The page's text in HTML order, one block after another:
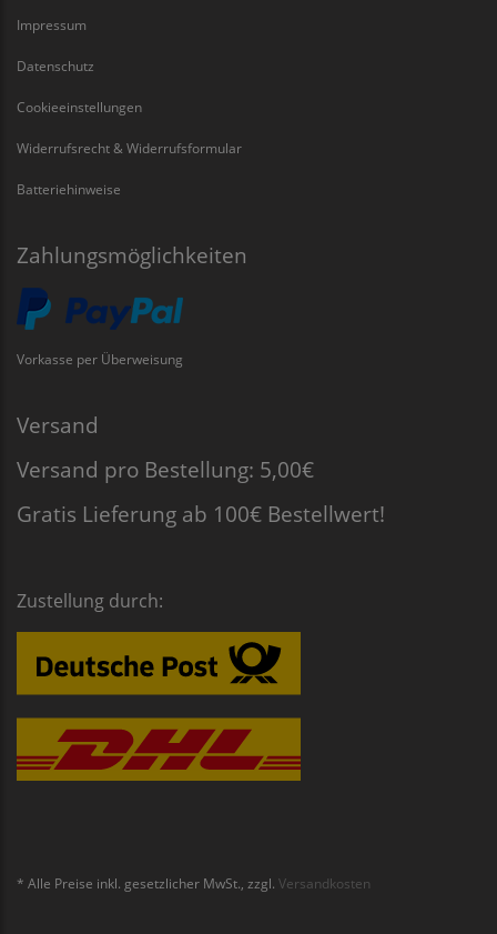
Impressum
Datenschutz
Cookieeinstellungen
Widerrufsrecht & Widerrufsformular
Batteriehinweise
Zahlungsmöglichkeiten
Vorkasse per Überweisung
Versand
Versand pro Bestellung: 5,00€
Gratis Lieferung ab 100€ Bestellwert!
Zustellung durch:
* Alle Preise inkl. gesetzlicher MwSt., zzgl. Versandkosten